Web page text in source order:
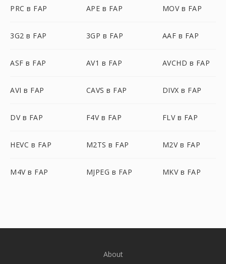
PRC в FAP APE в FAP MOV в FAP
3G2 в FAP 3GP в FAP AAF в FAP
ASF в FAP AV1 в FAP AVCHD в FAP
AVI в FAP CAVS в FAP DIVX в FAP
DV в FAP F4V в FAP FLV в FAP
HEVC в FAP M2TS в FAP M2V в FAP
M4V в FAP MJPEG в FAP MKV в FAP
About